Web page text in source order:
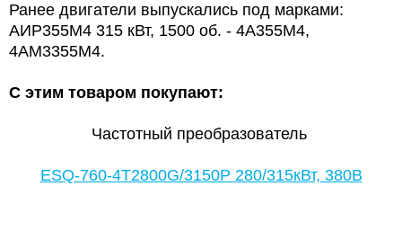
Ранее двигатели выпускались под марками:
АИР355М4 315 кВт, 1500 об. - 4А355М4,
4АМ3355М4.
С этим товаром покупают:
Частотный преобразователь
ESQ-760-4T2800G/3150P 280/315кВт, 380В